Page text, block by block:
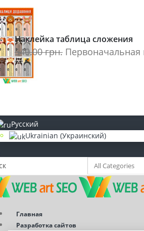
(098) 839-77-92
Наклейки на стіну
(093) 249-40-84
Розробка сайтів. SEO просування
info@webart-seo.com
Русский
Ukrainian (Украинский)
Главная
Разработка сайтов
Наклейка таблица сложения
540.00грн. Первоначальная